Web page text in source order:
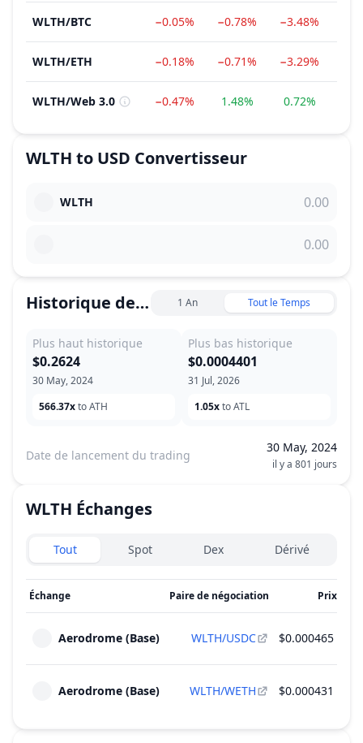
WLTH/BTC −0.05% −0.78% −3.48%
WLTH/ETH −0.18% −0.71% −3.29%
WLTH/Web 3.0 −0.47% 1.48% 0.72%
WLTH to USD Convertisseur
WLTH
Historique des prix 1 An Tout le Temps
Plus haut historique
30 May, 2024
$0.2624
566.37xto ATH
Plus bas historique
31 Jul, 2026
$0.0004401
1.05xto ATL
Date de lancement du trading
30 May, 2024
il y a 801 jours
WLTH Échanges
Exchanges type
Tout Spot Dex Dérivé
Échange Paire de négociation Prix
Aerodrome (Base) WLTH/USDC $0.000465
Aerodrome (Base) WLTH/WETH $0.000431